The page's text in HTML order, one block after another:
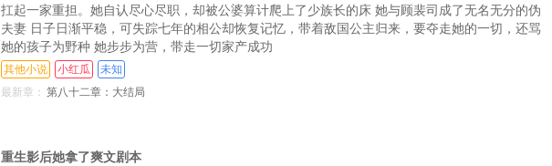
扛起一家重担。她自认尽心尽职，却被公婆算计爬上了少族长的床 她与顾裴司成了无名无分的伪
夫妻 日子日渐平稳，可失踪七年的相公却恢复记忆，带着敌国公主归来，要夺走她的一切，还骂
她的孩子为野种 她步步为营，带走一切家产成功
其他小说 小红瓜
未知
最新章： 第八十二章：大结局
重生影后她拿了爽文剧本